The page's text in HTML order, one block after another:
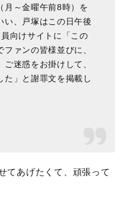
月～金曜午前8時）を
い、戸塚はこの日午後
向けサイトに「この
ァンの皆様並びに、
迷惑をお掛けして、
た」と謝罪文を掲載し
てあげたくて、頑張って